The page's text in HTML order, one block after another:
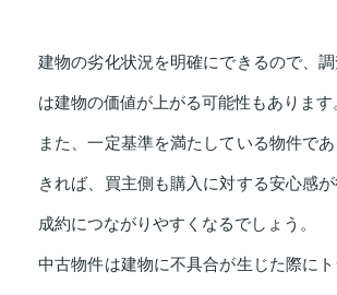
建物の劣化状況を明確にできるので、
は建物の価値が上がる可能性もあります
また、一定基準を満たしている物件で
きれば、買主側も購入に対する安心感が
成約につながりやすくなるでしょう。
中古物件は建物に不具合が生じた際に